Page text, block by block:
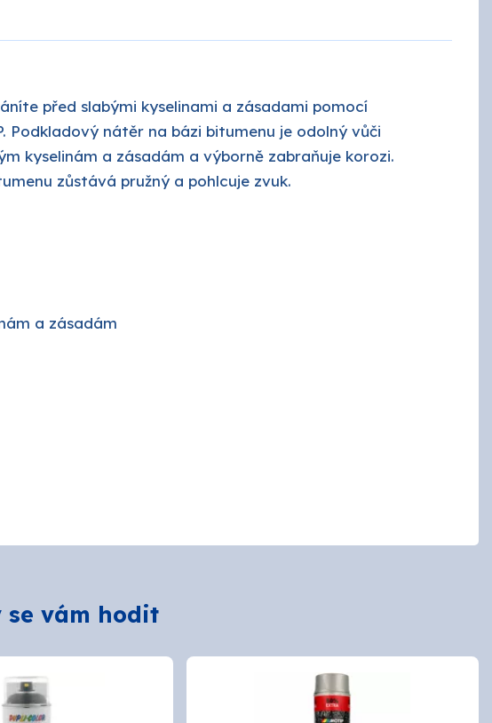
SPOKAR
Tikkurila průmysl
před slabými kyselinami a zásadami pomocí
Podkladový nátěr na bázi bitumenu je odolný vůči
kyselinám a zásadám a výborně zabraňuje korozi.
zůstává pružný a pohlcuje zvuk.
a zásadám
se vám hodit